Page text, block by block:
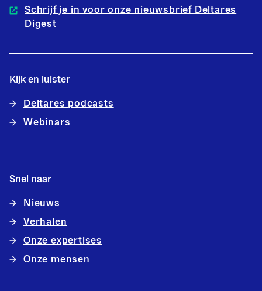
Schrijf je in voor onze nieuwsbrief Deltares
Digest
Kijk en luister
Deltares podcasts
Webinars
Snel naar
Nieuws
Verhalen
Onze expertises
Onze mensen